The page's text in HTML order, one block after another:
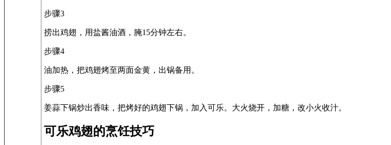
步骤3
捞出鸡翅，用盐酱油酒，腌15分钟左右。
步骤4
油加热，把鸡翅烤至两面金黄，出锅备用。
步骤5
姜蒜下锅炒出香味，把烤好的鸡翅下锅，加入可乐。大火烧开，加糖，改小火收汁。
可乐鸡翅的烹饪技巧